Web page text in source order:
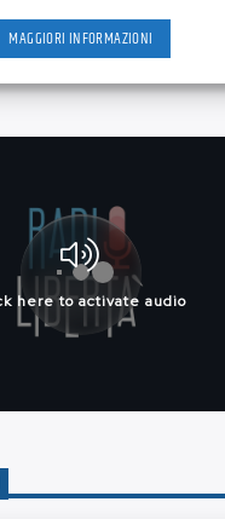
MAGGIORI INFORMAZIONI